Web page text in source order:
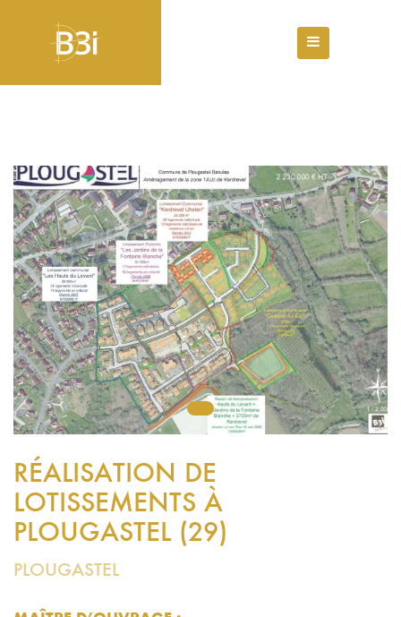
RÉALISATION DE
LOTISSEMENTS À
PLOUGASTEL (29)
PLOUGASTEL
1